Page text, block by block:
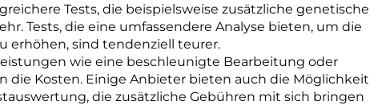
Tests, die beispielsweise zusätzliche genetische
Tests, die eine umfassendere Analyse bieten, um die
erhöhen, sind tendenziell teurer.
wie eine beschleunigte Bearbeitung oder
die Kosten. Einige Anbieter bieten auch die Möglichkeit
die zusätzliche Gebühren mit sich bringen